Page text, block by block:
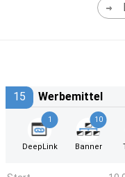
15 Werbemittel
1
DeepLink
10
Banner